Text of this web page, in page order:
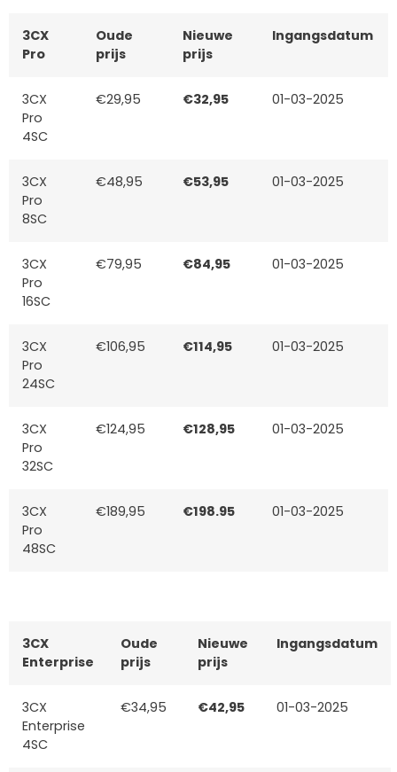
3CX
Pro
Oude
prijs
Nieuwe
prijs
Ingangsdatum
3CX
Pro
4SC
€29,95 €32,95 01-03-2025
3CX
Pro
8SC
€48,95 €53,95 01-03-2025
3CX
Pro
16SC
€79,95 €84,95 01-03-2025
3CX
Pro
24SC
€106,95 €114,95 01-03-2025
3CX
Pro
32SC
€124,95 €128,95 01-03-2025
3CX
Pro
48SC
€189,95 €198.95 01-03-2025
3CX
Enterprise
Oude
prijs
Nieuwe
prijs
Ingangsdatum
3CX
Enterprise
4SC
€34,95 €42,95 01-03-2025